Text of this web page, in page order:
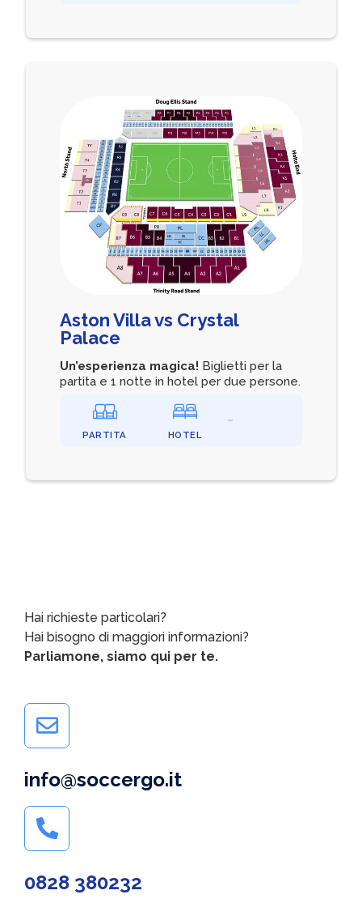
Aston Villa vs Crystal
Palace
Un’esperienza magica! Biglietti per la
partita e 1 notte in hotel per due persone.
PARTITA HOTEL
Hai richieste particolari?
Hai bisogno di maggiori informazioni?
Parliamone, siamo qui per te.
info@soccergo.it
0828 380232